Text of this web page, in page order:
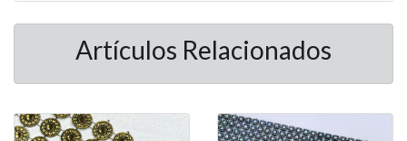
Artículos Relacionados